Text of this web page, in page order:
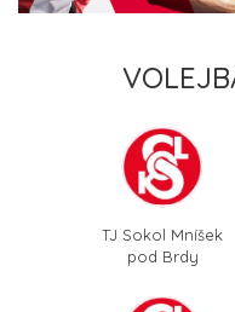
TJ Sokol Mníšek
pod Brdy